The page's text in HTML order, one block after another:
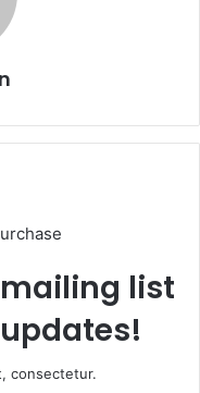
list
consectetur.